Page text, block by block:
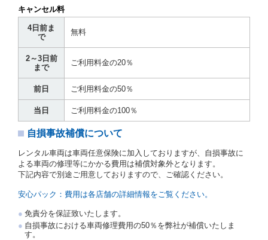
は運転者が第８条第１項若しくは第２項各号のいずれ
かに該当する場合を除きます。
貸渡契約を締結した場合、借受人は当社に第１0条第
１項に定める貸渡料金を支払うものとします。
運転者の義務と定められた事項を遵守するものとしま
す。
当社は、監督官庁の基本通達（注１）に基づき、貸渡
運転者の氏名、住所、運転免許の種類及び運転免許証
写しを添付するため、貸渡契約の締結にあたり、借受
人に対し、借受人の指定する運転者（以下「運転者」
といいます。）の運転免許証の提示を求めるほか、そ
の写しの提出を求めることがあります。この場合、借
受人は、自己が運転者であるときは自己の運転免許証
の運転免許証を提示するものとします。
交通局長通達「レンタカーに関する基本通達」（自
旅第138号 平成7年6月13日）の２．(10)及び(11)の
キャンセル料
4日前ま
で
無料
2～3日前
まで
ご利用料金の20％
前日 ご利用料金の50％
当日 ご利用料金の100％
自損事故補償について
レンタル車両は車両任意保険に加入しておりますが、自損事故に
よる車両の修理等にかかる費用は補償対象外となります。
下記内容で別途ご用意しておりますので、ご確認ください。
安心パック：費用は各店舗の詳細情報をご覧ください。
免責分を保証致いたします。
自損事故における車両修理費用の50％を弊社が補償いたしま
す。